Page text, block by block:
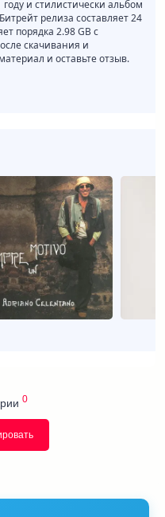
и стилистически альбом
релиза составляет 24
порядка 2.98 GB с
скачивания и
и оставьте отзыв.
0